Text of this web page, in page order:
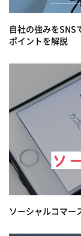
自社の強みをSNS
ポイントを解説
ソーシャルコマー